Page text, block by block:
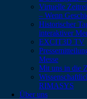
Virtuelle
– Wenn
Historischer
interaktiver
EXCIT3D TV
Messe
Mit uns in die
RIMASYS
Über uns